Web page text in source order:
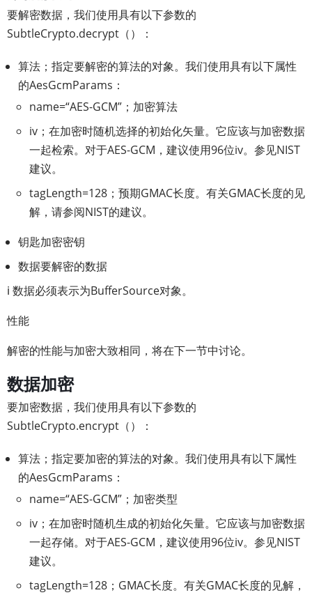
要解密数据，我们使用具有以下参数的
SubtleCrypto.decrypt（）：
算法；指定要解密的算法的对象。我们使用具有以下属性
的AesGcmParams：
name=“AES-GCM”；加密算法
iv；在加密时随机选择的初始化矢量。它应该与加密数据
一起检索。对于AES-GCM，建议使用96位iv。参见NIST
建议。
tagLength=128；预期GMAC长度。有关GMAC长度的见
解，请参阅NIST的建议。
钥匙加密密钥
数据要解密的数据
ℹ️ 数据必须表示为BufferSource对象。
性能
解密的性能与加密大致相同，将在下一节中讨论。
数据加密
要加密数据，我们使用具有以下参数的
SubtleCrypto.encrypt（）：
算法；指定要加密的算法的对象。我们使用具有以下属性
的AesGcmParams：
name=“AES-GCM”；加密类型
iv；在加密时随机生成的初始化矢量。它应该与加密数据
一起存储。对于AES-GCM，建议使用96位iv。参见NIST
建议。
tagLength=128；GMAC长度。有关GMAC长度的见解，